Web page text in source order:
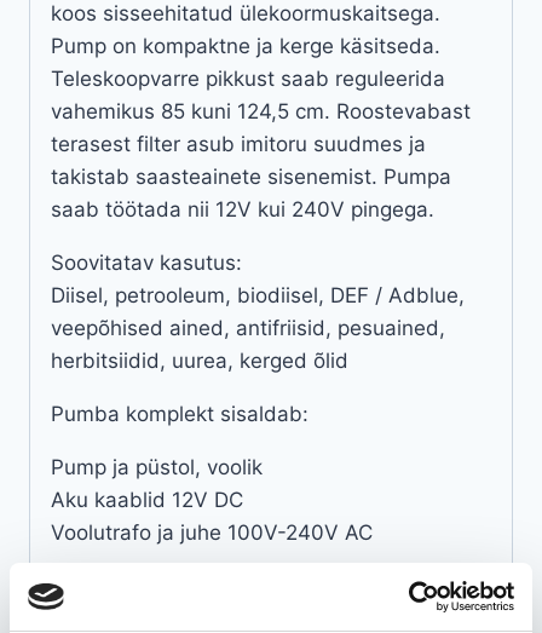
koos sisseehitatud ülekoormuskaitsega.
Pump on kompaktne ja kerge käsitseda.
Teleskoopvarre pikkust saab reguleerida
vahemikus 85 kuni 124,5 cm. Roostevabast
terasest filter asub imitoru suudmes ja
takistab saasteainete sisenemist. Pumpa
saab töötada nii 12V kui 240V pingega.
Soovitatav kasutus:
Diisel, petrooleum, biodiisel, DEF / Adblue,
veepõhised ained, antifriisid, pesuained,
herbitsiidid, uurea, kerged õlid
Pumba komplekt sisaldab:
Pump ja püstol, voolik
Aku kaablid 12V DC
Voolutrafo ja juhe 100V-240V AC